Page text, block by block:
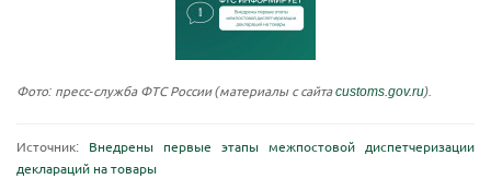
Фото: пресс-служба ФТС России (материалы с сайтаcustoms.gov.ru).
Источник: Внедрены первые этапы межпостовой диспетчеризации
деклараций на товары